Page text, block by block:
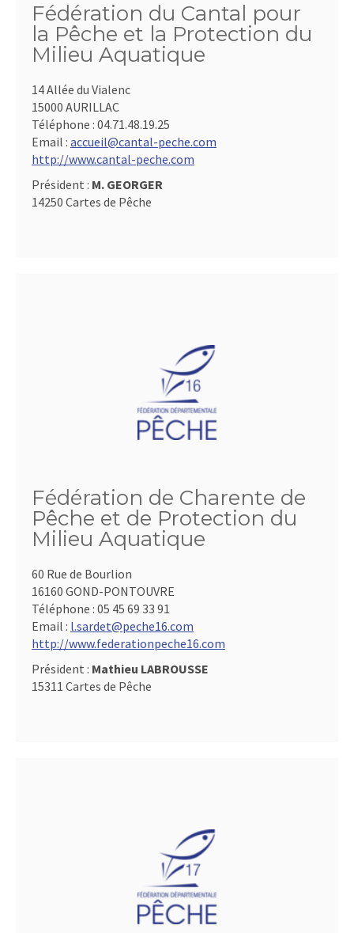
Fédération du Cantal pour
la Pêche et la Protection du
Milieu Aquatique
14 Allée du Vialenc
15000 AURILLAC
Téléphone : 04.71.48.19.25
Email : accueil@cantal-peche.com
http://www.cantal-peche.com
Président : M. GEORGER
14250 Cartes de Pêche
Fédération de Charente de
Pêche et de Protection du
Milieu Aquatique
60 Rue de Bourlion
16160 GOND-PONTOUVRE
Téléphone : 05 45 69 33 91
Email : l.sardet@peche16.com
http://www.federationpeche16.com
Président : Mathieu LABROUSSE
15311 Cartes de Pêche